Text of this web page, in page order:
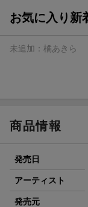
進呈
エントリー＆
【楽天24】日
お気に入り新
未追加： 橘あきら
商品情報
発売日
アーティスト
発売元